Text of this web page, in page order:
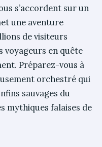
s’accordent sur un
une aventure
de visiteurs
voyageurs en quête
Préparez-vous à
orchestré qui
sauvages du
mythiques falaises de